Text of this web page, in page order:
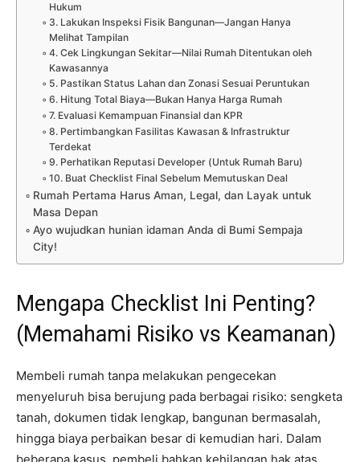
Hukum
3. Lakukan Inspeksi Fisik Bangunan—Jangan Hanya
Melihat Tampilan
4. Cek Lingkungan Sekitar—Nilai Rumah Ditentukan oleh
Kawasannya
5. Pastikan Status Lahan dan Zonasi Sesuai Peruntukan
6. Hitung Total Biaya—Bukan Hanya Harga Rumah
7. Evaluasi Kemampuan Finansial dan KPR
8. Pertimbangkan Fasilitas Kawasan & Infrastruktur
Terdekat
9. Perhatikan Reputasi Developer (Untuk Rumah Baru)
10. Buat Checklist Final Sebelum Memutuskan Deal
Rumah Pertama Harus Aman, Legal, dan Layak untuk
Masa Depan
Ayo wujudkan hunian idaman Anda di Bumi Sempaja
City!
Mengapa Checklist Ini Penting?
(Memahami Risiko vs Keamanan)
Membeli rumah tanpa melakukan pengecekan
menyeluruh bisa berujung pada berbagai risiko: sengketa
tanah, dokumen tidak lengkap, bangunan bermasalah,
hingga biaya perbaikan besar di kemudian hari. Dalam